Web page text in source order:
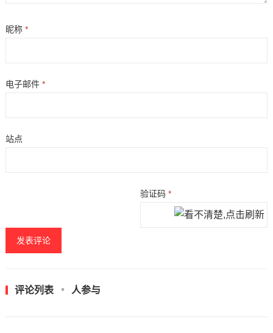
昵称 *
电子邮件 *
站点
验证码*
评论列表 人参与